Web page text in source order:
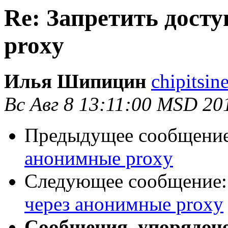
Re: Запретить
proxy
Илья Шипицин
Вс Авг 8 13:11:00 MSD
Предыдущее
анонимные proxy
Следующее
через анонимные proxy